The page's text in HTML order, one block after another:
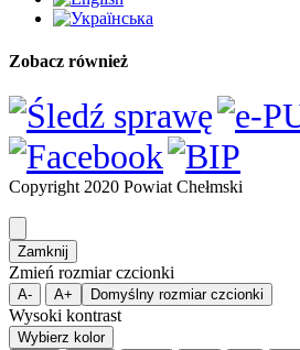
Copyright 2020 Powiat Chełmski
Zamknij
Zmień rozmiar czcionki
A- A+
Wysoki kontrast
Wybierz kolor
black
white green
Podkreśl linki
Resetuj ustawienia
Wyłącz animacje